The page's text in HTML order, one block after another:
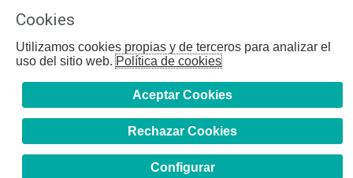
Cookies
Utilizamos cookies propias y de terceros para analizar el
uso del sitio web.Política de cookies
Aceptar Cookies
Rechazar Cookies
Configurar